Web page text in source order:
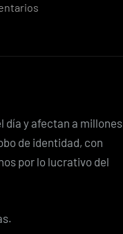
el
nuevo
rostro
día y afectan a millones
de identidad, con
por lo lucrativo del